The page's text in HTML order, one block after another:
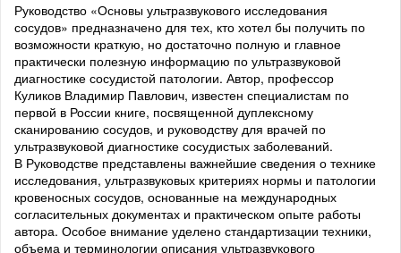
Руководство «Основы ультразвукового исследования
сосудов» предназначено для тех, кто хотел бы получить по
возможности краткую, но достаточно полную и главное
практически полезную информацию по ультразвуковой
диагностике сосудистой патологии. Автор, профессор
Куликов Владимир Павлович, известен специалистам по
первой в России книге, посвященной дуплексному
сканированию сосудов, и руководству для врачей по
ультразвуковой диагностике сосудистых заболеваний.
В Руководстве представлены важнейшие сведения о технике
исследования, ультразвуковых критериях нормы и патологии
кровеносных сосудов, основанные на международных
согласительных документах и практическом опыте работы
автора. Особое внимание уделено стандартизации техники,
объема и терминологии описания ультразвукового